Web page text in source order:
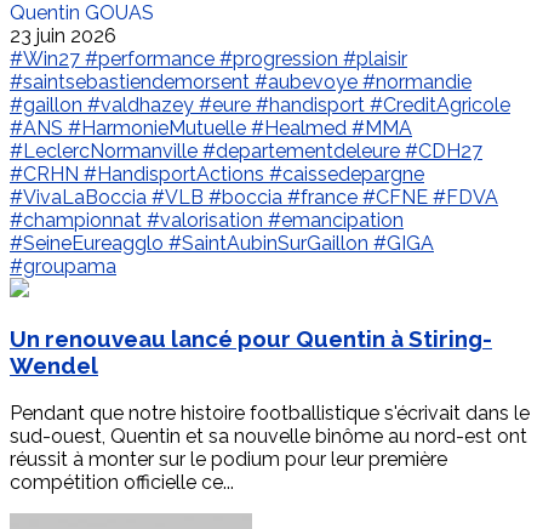
Quentin GOUAS
23 juin 2026
#Win27 #performance #progression #plaisir
#saintsebastiendemorsent #aubevoye #normandie
#gaillon #valdhazey #eure #handisport #CreditAgricole
#ANS #HarmonieMutuelle #Healmed #MMA
#LeclercNormanville #departementdeleure #CDH27
#CRHN #HandisportActions #caissedepargne
#VivaLaBoccia #VLB #boccia #france #CFNE #FDVA
#championnat #valorisation #emancipation
#SeineEureagglo #SaintAubinSurGaillon #GIGA
#groupama
Un renouveau lancé pour Quentin à Stiring-
Wendel
Pendant que notre histoire footballistique s'écrivait dans le
sud-ouest, Quentin et sa nouvelle binôme au nord-est ont
réussit à monter sur le podium pour leur première
compétition officielle ce...